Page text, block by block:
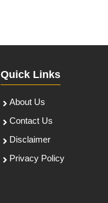
Quick Links
About Us
Contact Us
Disclaimer
Privacy Policy